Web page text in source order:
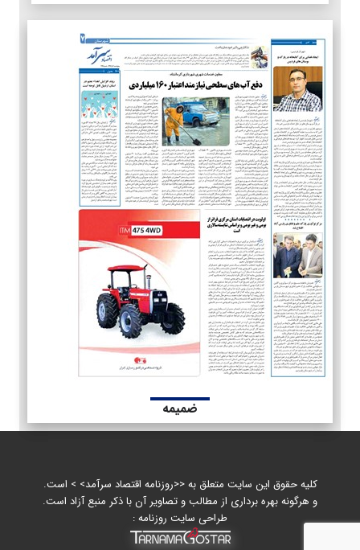
ضمیمه
کلیه حقوق این سایت متعلق به <<روزنامه اقتصاد سرآمد> > است.
و هرگونه بهره برداری از مطالب و تصاویر آن با ذکر منبع آزاد است.
طراحی سایت روزنامه :